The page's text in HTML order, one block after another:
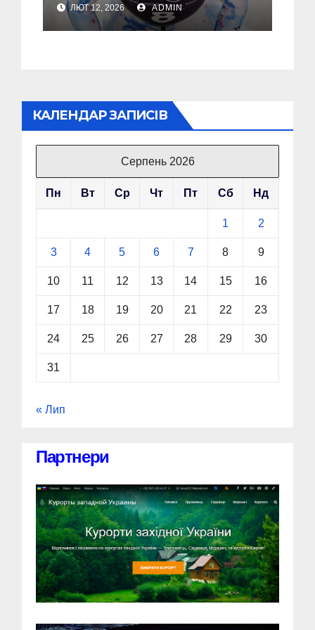
допомагати зупиняти
війни, а не підігравати
ЛЮТ 12, 2026 ADMIN
КАЛЕНДАР ЗАПИСІВ
Серпень 2026
Пн Вт Ср Чт Пт Сб Нд
1 2
3 4 5 6 7 8 9
10 11 12 13 14 15 16
17 18 19 20 21 22 23
24 25 26 27 28 29 30
31
« Лип
Партнери